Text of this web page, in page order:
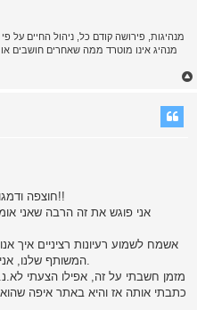
מנהיג אינו מוטרד ממה שאחרים חושבים או
חוצפה ודמגוגייה, הבעיה התדמיתית הזו משגעת אותי!!
אני פוגש את זה הרבה שאני
אשמח לשמוע רעיונות רציניים איך
מזמן חשבתי על זה, אפילו הצעתי
כתבתי אותה אז והיא באתר איפה